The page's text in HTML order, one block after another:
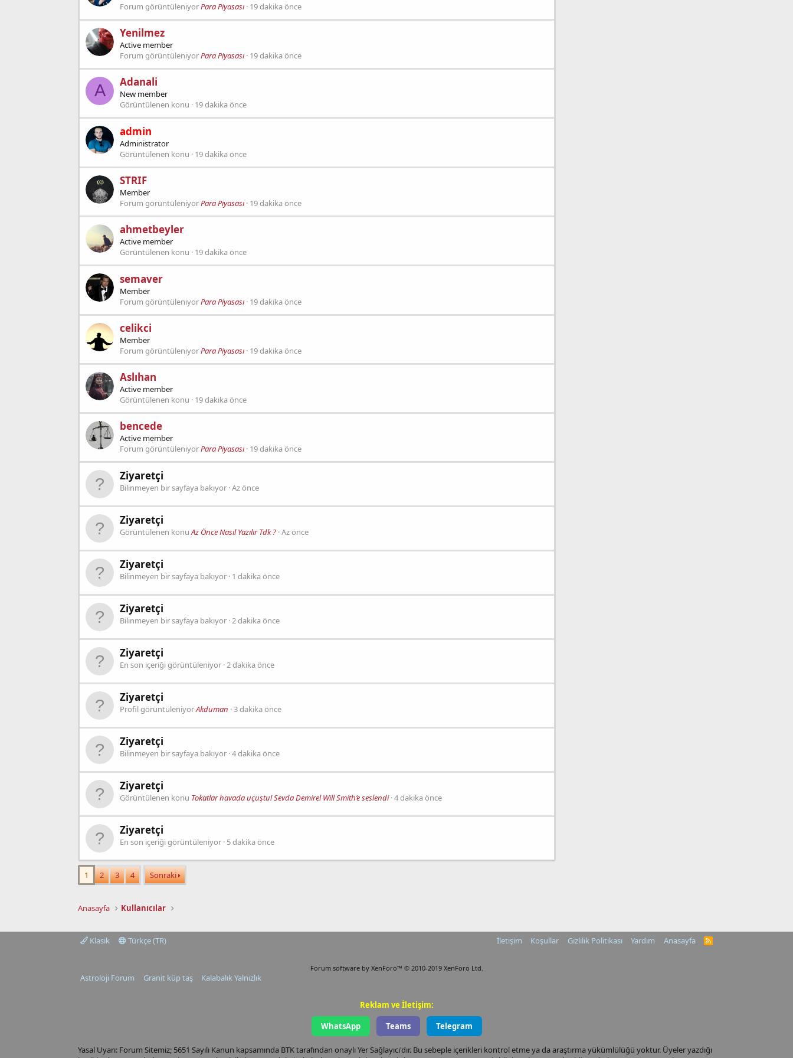
Forum görüntüleniyorPara Piyasası 19 dakika önce
Yenilmez
Active member
Forum görüntüleniyorPara Piyasası 19 dakika önce
A Adanali
New member
Görüntülenen konu
19 dakika önce
admin
Administrator
Görüntülenen konu
19 dakika önce
STRIF
Member
Forum görüntüleniyorPara Piyasası 19 dakika önce
ahmetbeyler
Active member
Görüntülenen konu
19 dakika önce
semaver
Member
Forum görüntüleniyorPara Piyasası 19 dakika önce
celikci
Member
Forum görüntüleniyorPara Piyasası 19 dakika önce
Aslıhan
Active member
Görüntülenen konu
19 dakika önce
bencede
Active member
Forum görüntüleniyorPara Piyasası 19 dakika önce
Ziyaretçi
Bilinmeyen bir sayfaya bakıyor Az önce
Ziyaretçi
Görüntülenen konuAz Önce Nasıl Yazılır Tdk ? Az önce
Ziyaretçi
Bilinmeyen bir sayfaya bakıyor 1 dakika önce
Ziyaretçi
Bilinmeyen bir sayfaya bakıyor 2 dakika önce
Ziyaretçi
En son içeriği görüntüleniyor 2 dakika önce
Ziyaretçi
Profil görüntüleniyorAkduman 3 dakika önce
Ziyaretçi
Bilinmeyen bir sayfaya bakıyor 4 dakika önce
Ziyaretçi
Görüntülenen konu Tokatlar havada uçuştu! Sevda Demirel Will Smith’e seslendi 4 dakika önce
Ziyaretçi
En son içeriği görüntüleniyor 5 dakika önce
1 2 3 4 Sonraki
Anasayfa Kullanıcılar
Klasik Türkçe (TR) İletişim Koşullar Gizlilik Politikası Yardım Anasayfa
R
Forum software by XenForo™ © 2010-2019 XenForo Ltd.
Astroloji Forum Granit küp taş Kalabalık Yalnızlık
Reklam ve İletişim:
WhatsApp
Teams Telegram
Yasal Uyarı: Forum Sitemiz; 5651 Sayılı Kanun kapsamında BTK tarafından onaylı Yer Sağlayıcı'dır. Bu sebeple içerikleri kontrol etme ya da araştırma yükümlülüğü yoktur. Üyeler yazdığı